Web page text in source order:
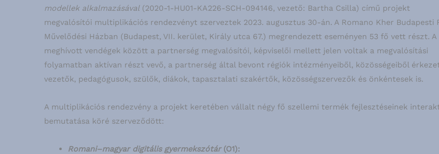
modellek alkalmazásával (2020-1-HU01-KA226-SCH-094146, vezető: Bartha Csilla) című projekt
megvalósítói multiplikációs rendezvényt szerveztek 2023. augusztus 30-án. A Romano Kher Budapesti
Művelődési Házban (Budapest, VII. kerület, Király utca 67.) megrendezett eseményen 53 fő vett részt. A
meghívott vendégek között a partnerség megvalósítói, képviselői mellett jelen voltak a megvalósítási
folyamatban aktívan részt vevő, a partnerség által bevont régiók intézményeiből, közösségeiből
vezetők, pedagógusok, szülők, diákok, tapasztalati szakértők, közösségszervezők és önkéntesek is.
A multiplikációs rendezvény a projekt keretében vállalt négy fő szellemi termék fejlesztéseinek
bemutatása köré szerveződött:
Romani–magyar digitális gyermekszótár (O1):